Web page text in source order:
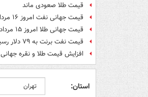
قیمت طلا صعودی ماند
قیمت جهانی نفت امروز ۱۶ مرداد
قیمت جهانی طلا امروز ۱۵ مرداد
قیمت نفت برنت به ۷۹ دلار رسید
افزایش قیمت طلا و نقره جهانی
استان: